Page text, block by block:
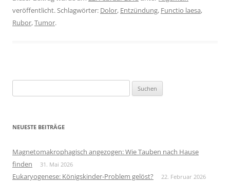
veröffentlicht. Schlagwörter: Dolor, Entzündung, Functio laesa,
Rubor,Tumor.
nach:
NEUESTE BEITRÄGE
Magnetomakrophagisch angezogen: Wie Tauben nach Hause
finden
31. Mai 2026
Eukaryogenese: Königskinder-Problem gelöst? 22. Februar 2026